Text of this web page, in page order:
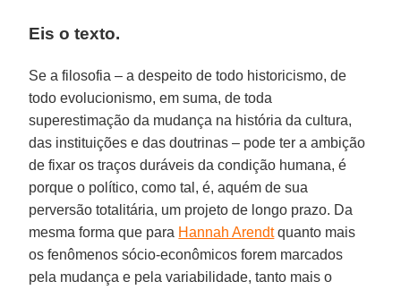
Eis o texto.
Se a filosofia – a despeito de todo historicismo, de
todo evolucionismo, em suma, de toda
superestimação da mudança na história da cultura,
das instituições e das doutrinas – pode ter a ambição
de fixar os traços duráveis da condição humana, é
porque o político, como tal, é, aquém de sua
perversão totalitária, um projeto de longo prazo. Da
mesma forma que para Hannah Arendtquanto mais
os fenômenos sócio-econômicos forem marcados
pela mudança e pela variabilidade, tanto mais o